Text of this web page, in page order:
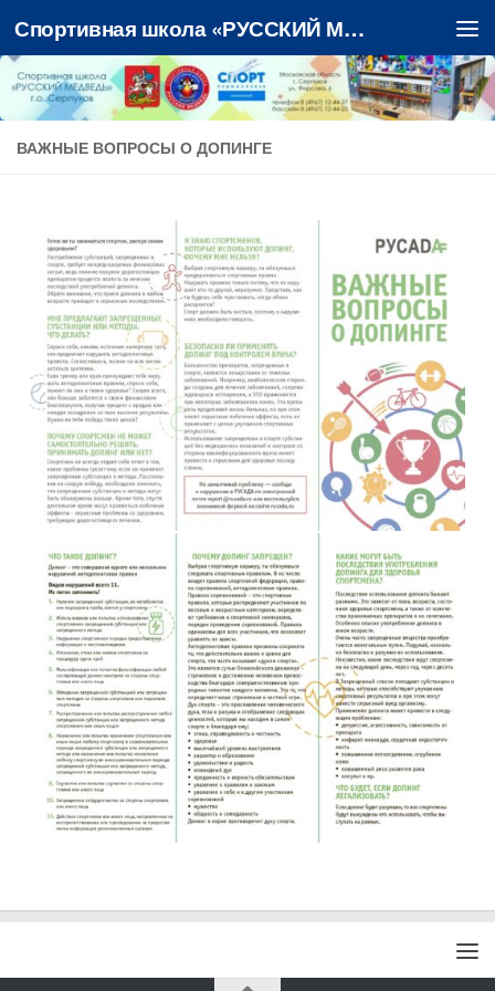
Перейти к содержимому Спортивная школа «РУССКИЙ МЕДВЕДЬ»
ВАЖНЫЕ ВОПРОСЫ О ДОПИНГЕ